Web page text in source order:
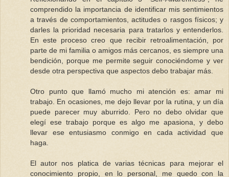
comprendido la importancia de identificar mis sentimientos
a través de comportamientos, actitudes o rasgos físicos; y
darles la prioridad necesaria para tratarlos y entenderlos.
En este proceso creo que recibir retroalimentación, por
parte de mi familia o amigos más cercanos, es siempre una
bendición, porque me permite seguir conociéndome y ver
desde otra perspectiva que aspectos debo trabajar más.
Otro punto que llamó mucho mi atención es: amar mi
trabajo. En ocasiones, me dejo llevar por la rutina, y un día
puede parecer muy aburrido. Pero no debo olvidar que
elegí ese trabajo porque es algo me apasiona, y debo
llevar ese entusiasmo conmigo en cada actividad que
haga.
El autor nos platica de varias técnicas para mejorar el
conocimiento propio, en lo personal, me quedo con la